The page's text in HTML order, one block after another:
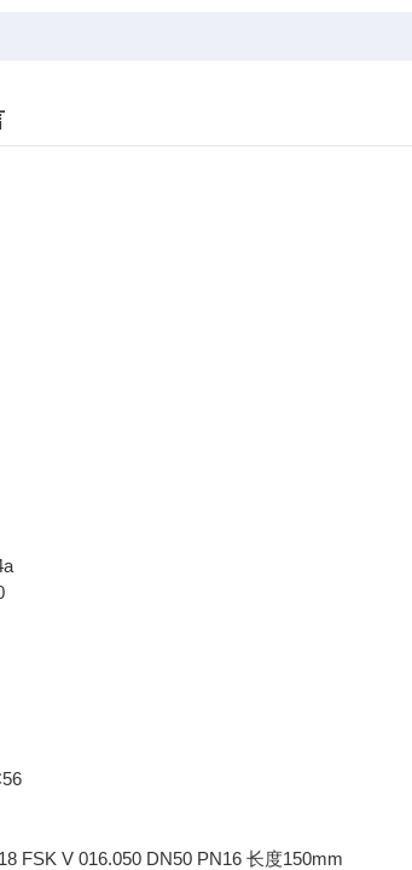
FSK V 016.050 DN50 PN16 长度150mm